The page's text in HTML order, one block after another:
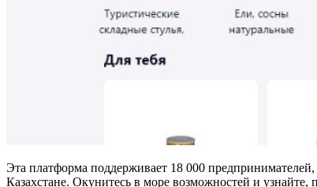
Эта платформа поддерживает 18 000
Казахстане. Окунитесь в море возможностей и